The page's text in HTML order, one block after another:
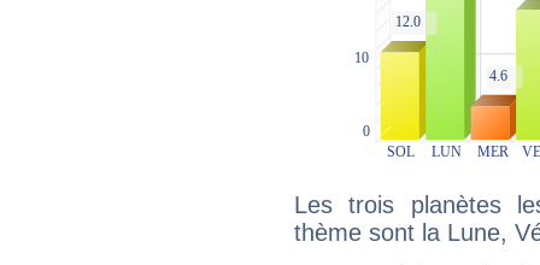
Les trois planètes
thème sont la Lune,